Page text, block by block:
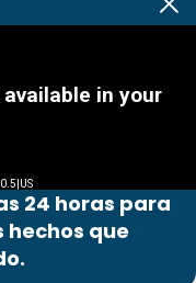
24 horas para
que